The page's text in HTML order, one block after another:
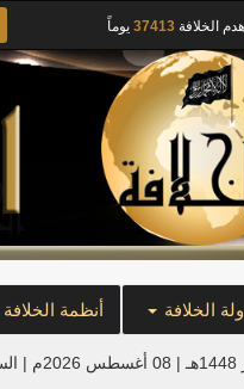
الخلافة 37413 يوماً
الخلافة أنظمة الخلافة